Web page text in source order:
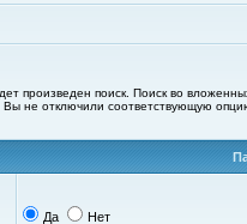
произведен поиск. Поиск во
Вы не отключили соответствующую
Да Нет